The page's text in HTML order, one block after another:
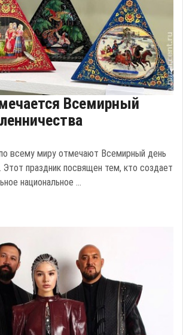
Всемирный
всему миру отмечают Всемирный день
Этот праздник посвящен тем, кто создает
национальное ...